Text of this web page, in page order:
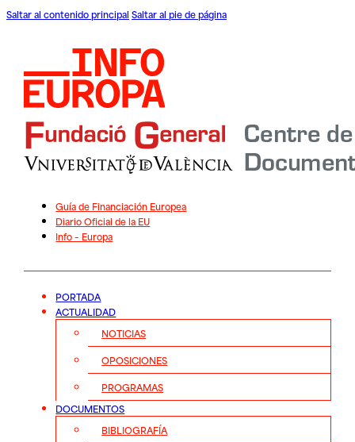
Saltar al contenido principal Saltar al pie de página
Guía de Financiación Europea
Diario Oficial de la EU
Info – Europa
PORTADA
ACTUALIDAD
NOTICIAS
OPOSICIONES
PROGRAMAS
DOCUMENTOS
BIBLIOGRAFÍA